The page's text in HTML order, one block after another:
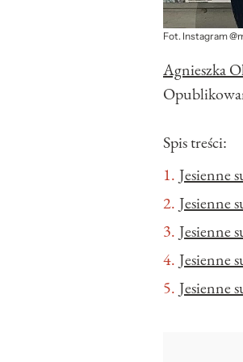
Fot. Instagram
Agnieszka
Spis treści:
Jesienne
Jesienne
Jesienne
Jesienne
Jesienne